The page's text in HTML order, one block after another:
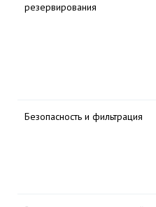
резервирования
Безопасность и фильтрация